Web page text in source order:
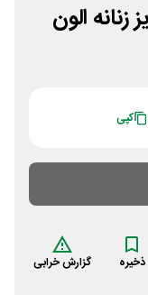
کپی
ذخیره گزارش خرابی